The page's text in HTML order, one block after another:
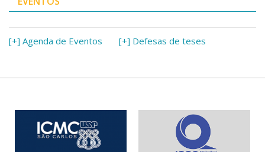
[+] Agenda de Eventos [+] Defesas de teses